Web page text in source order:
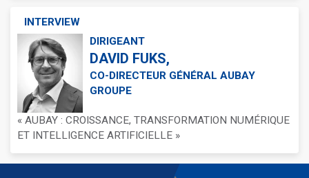
INTERVIEW
DIRIGEANT
DAVID FUKS,
CO-DIRECTEUR GÉNÉRAL AUBAY
GROUPE
« AUBAY : CROISSANCE, TRANSFORMATION NUMÉRIQUE
ET INTELLIGENCE ARTIFICIELLE »